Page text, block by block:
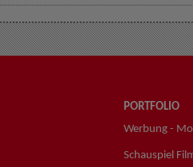
PORTFOLIO
Werbung -
Schauspiel